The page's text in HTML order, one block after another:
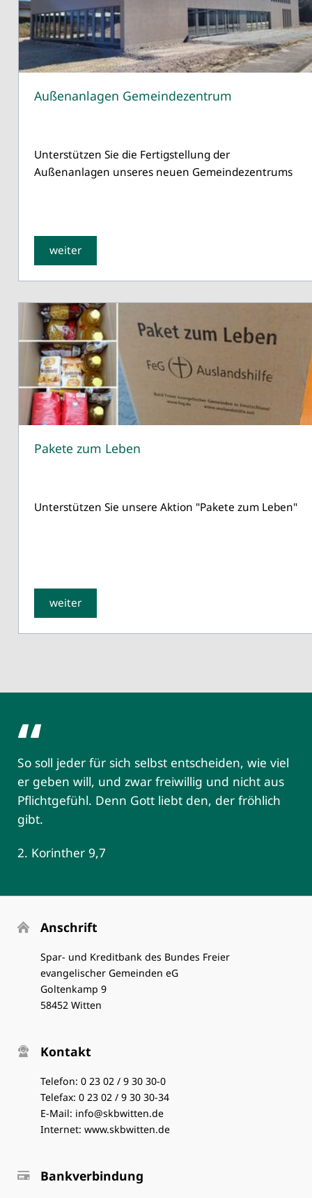
Außenanlagen Gemeindezentrum
Unterstützen Sie die Fertigstellung der
Außenanlagen unseres neuen Gemeindezentrums
weiter
Pakete zum Leben
Unterstützen Sie unsere Aktion "Pakete zum Leben"
weiter
So soll jeder für sich selbst entscheiden, wie viel
er geben will, und zwar freiwillig und nicht aus
Pflichtgefühl. Denn Gott liebt den, der fröhlich
gibt.
2. Korinther 9,7
Anschrift
Spar- und Kreditbank des Bundes Freier
evangelischer Gemeinden eG
Goltenkamp 9
58452 Witten
Kontakt
Telefon: 0 23 02 / 9 30 30-0
Telefax: 0 23 02 / 9 30 30-34
E-Mail: info@skbwitten.de
Internet: www.skbwitten.de
Bankverbindung